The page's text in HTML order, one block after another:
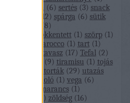
saláta (6) sertés (3) snack
12) spárga (6) sütik
(8)
szénhidrátcsökkentett (1) szörp (1)
tarocco (1) tart (1)
tavasz (17) Tefal (2)
(9) tiramisu (1) tojás
torták (29) utazás
útibeszámoló (1) vega (6)
vérnarancs (1)
) zöldség (16)